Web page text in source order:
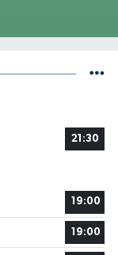
21:30
19:00
19:00